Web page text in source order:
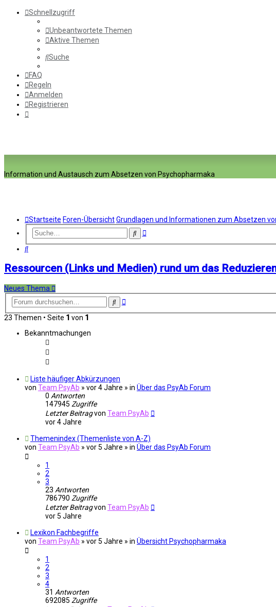
Schnellzugriff
Unbeantwortete Themen
Aktive Themen
Suche
FAQ
Regeln
Anmelden
Registrieren
Information und Austausch zum Absetzen von Psychopharmaka
Startseite Foren-ÜbersichtGrundlagen und Informationen zum Absetzen
SucheErweiterte
Suche
Ressourcen (Links und Medien) rund um das
Neues Thema
SucheErweiterte
23 Themen • Seite 1 von 1
Bekanntmachungen
Liste häufiger Abkürzungen
von Team PsyAb » vor 4 Jahre » in Über das PsyAb Forum
0 Antworten
147945 Zugriffe
Letzter Beitragvon Team PsyAb
vor 4 Jahre
Themenindex (Themenliste von A-Z)
von Team PsyAb » vor 5 Jahre » in Über das PsyAb Forum
1
2
3
23 Antworten
786790 Zugriffe
Letzter Beitragvon Team PsyAb
vor 5 Jahre
Lexikon Fachbegriffe
von Team PsyAb » vor 5 Jahre » in Übersicht Psychopharmaka
1
2
3
4
31 Antworten
692085 Zugriffe